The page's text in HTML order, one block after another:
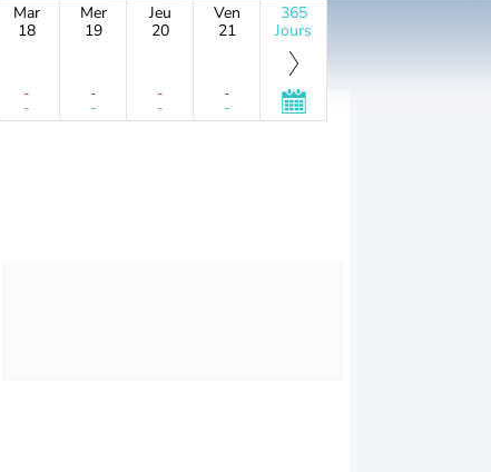
Mar
18
-
-
Mer
19
-
-
Jeu
20
-
-
Ven
21
-
-
365
Jours